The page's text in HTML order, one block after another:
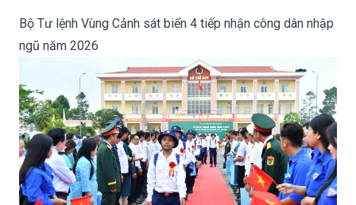
Bộ Tư lệnh Vùng Cảnh sát biển 4 tiếp nhận công dân nhập
ngũ năm 2026